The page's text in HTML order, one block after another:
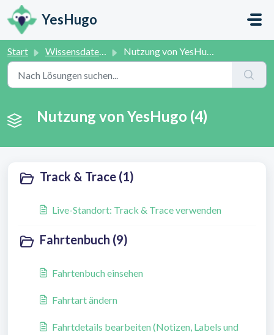
Zum hauptsächlichen Inhalt gehen
YesHugo
Start Wissensdatenbank Nutzung von YesHugo
Nutzung von YesHugo (4)
Track & Trace (1)
Live-Standort: Track & Trace verwenden
Fahrtenbuch (9)
Fahrtenbuch einsehen
Fahrtart ändern
Fahrtdetails bearbeiten (Notizen, Labels und